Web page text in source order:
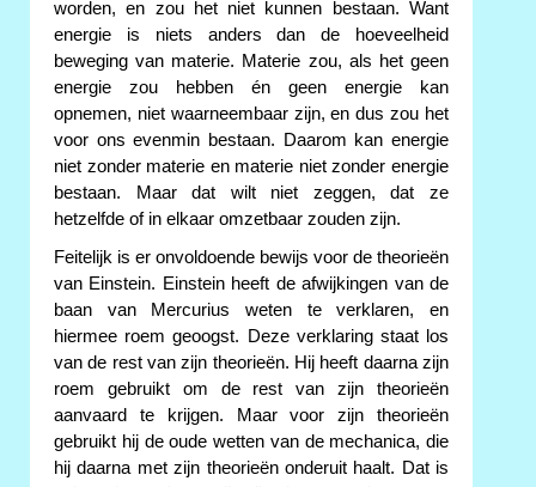
worden, en zou het niet kunnen bestaan. Want
energie is niets anders dan de hoeveelheid
beweging van materie. Materie zou, als het geen
energie zou hebben én geen energie kan
opnemen, niet waarneembaar zijn, en dus zou het
voor ons evenmin bestaan. Daarom kan energie
niet zonder materie en materie niet zonder energie
bestaan. Maar dat wilt niet zeggen, dat ze
hetzelfde of in elkaar omzetbaar zouden zijn.
Feitelijk is er onvoldoende bewijs voor de theorieën
van Einstein. Einstein heeft de afwijkingen van de
baan van Mercurius weten te verklaren, en
hiermee roem geoogst. Deze verklaring staat los
van de rest van zijn theorieën. Hij heeft daarna zijn
roem gebruikt om de rest van zijn theorieën
aanvaard te krijgen. Maar voor zijn theorieën
gebruikt hij de oude wetten van de mechanica, die
hij daarna met zijn theorieën onderuit haalt. Dat is